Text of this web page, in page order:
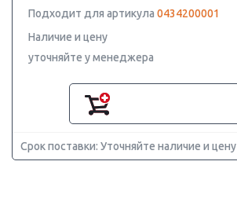
Подходит для артикула 0434200001
Наличие и цену
уточняйте у менеджера
Срок поставки: Уточняйте наличие и цену